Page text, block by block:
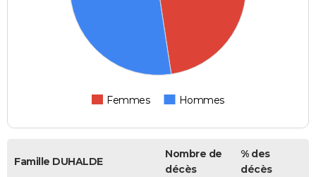
Femmes Hommes
Famille DUHALDE
Nombre de
décès
% des
décès